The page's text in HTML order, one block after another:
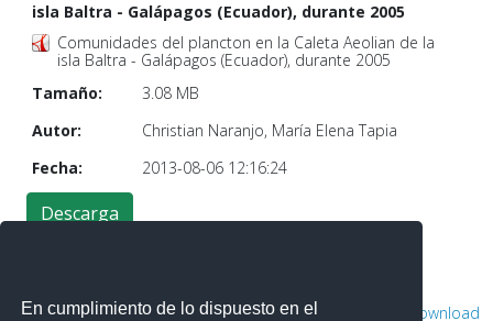
En cumplimiento de lo dispuesto en el
isla Baltra - Galápagos (Ecuador), durante 2005
Comunidades del plancton en la Caleta Aeolian de la
isla Baltra - Galápagos (Ecuador), durante 2005
Tamaño:
3.08 MB
Autor:
Christian Naranjo, María Elena Tapia
Fecha:
2013-08-06 12:16:24
Powered by Phoca Download